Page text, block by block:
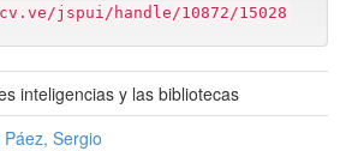
jspui/handle/10872/15028
inteligencias y las bibliotecas
Sergio